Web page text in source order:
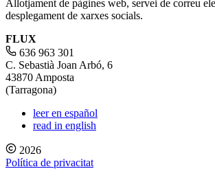
Allotjament de pàgines web, servei de correu
desplegament de xarxes socials.
FLUX
636 963 301
C. Sebastià Joan Arbó, 6
43870 Amposta
(Tarragona)
leer en español
read in english
2026
Política de privacitat